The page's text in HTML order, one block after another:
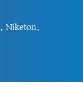
Niketon,